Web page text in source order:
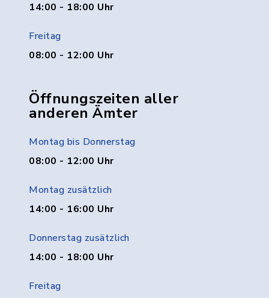
14:00 - 18:00 Uhr
Freitag
08:00 - 12:00 Uhr
Öffnungszeiten aller
anderen Ämter
Montag bis Donnerstag
08:00 - 12:00 Uhr
Montag zusätzlich
14:00 - 16:00 Uhr
Donnerstag zusätzlich
14:00 - 18:00 Uhr
Freitag